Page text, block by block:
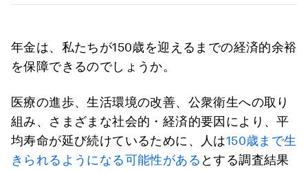
年金は、私たちが150歳を迎えるまでの経済的余裕
を保障できるのでしょうか。
医療の進歩、生活環境の改善、公衆衛生への取り
組み、さまざまな社会的・経済的要因により、平
均寿命が延び続けているために、人は150歳まで生
きられるようになる可能性がある とする調査結果